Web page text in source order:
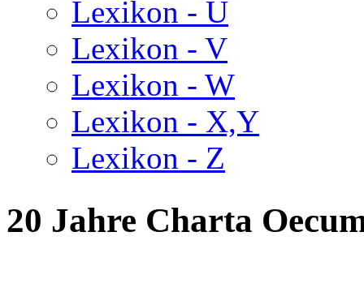
Lexikon - U
Lexikon - V
Lexikon - W
Lexikon - X,Y
Lexikon - Z
20 Jahre Charta